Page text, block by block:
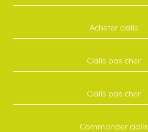
Acheter cialis
Cialis pas cher
Cialis pas cher
Commander cialis